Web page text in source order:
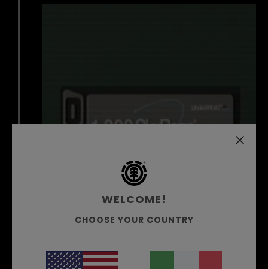
WELCOME!
CHOOSE YOUR COUNTRY